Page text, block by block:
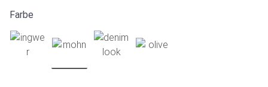
Farbe